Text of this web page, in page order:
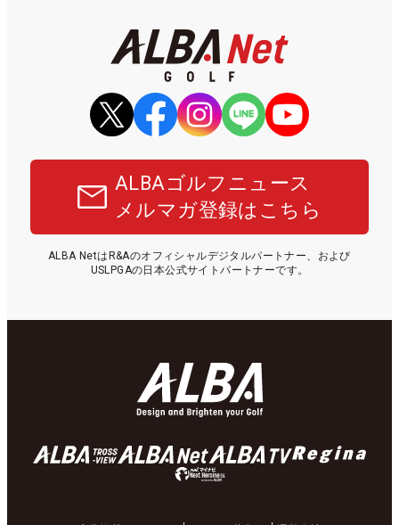
ALBAゴルフニュース
メルマガ登録はこちら
ALBA NetはR&Aのオフィシャルデジタルパートナー、および
USLPGAの日本公式サイトパートナーです。